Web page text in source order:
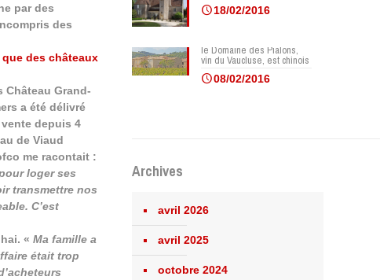
par des
des
que des châteaux
Château Grand-
a été délivré
depuis 4
de Viaud
me racontait :
loger ses
transmettre nos
C’est
«Ma famille a
était trop
18/02/2016
le Domaine des Pialons,
vin du Vaucluse, est chinois
08/02/2016
Archives
avril 2026
avril 2025
octobre 2024